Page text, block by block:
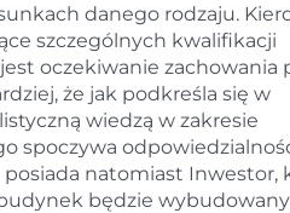
danego rodzaju.
szczególnych kwalifikacji
oczekiwanie zachowania
że jak podkreśla się w
wiedzą w zakresie
spoczywa
natomiast Inwestor,
będzie